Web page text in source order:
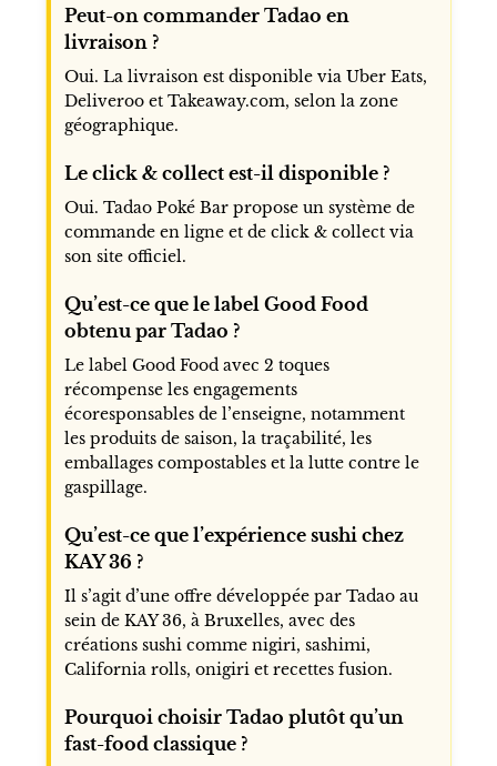
Peut-on commander Tadao en
livraison ?
Oui. La livraison est disponible via Uber Eats,
Deliveroo et Takeaway.com, selon la zone
géographique.
Le click & collect est-il disponible ?
Oui. Tadao Poké Bar propose un système de
commande en ligne et de click & collect via
son site officiel.
Qu’est-ce que le label Good Food
obtenu par Tadao ?
Le label Good Food avec 2 toques
récompense les engagements
écoresponsables de l’enseigne, notamment
les produits de saison, la traçabilité, les
emballages compostables et la lutte contre le
gaspillage.
Qu’est-ce que l’expérience sushi chez
KAY 36 ?
Il s’agit d’une offre développée par Tadao au
sein de KAY 36, à Bruxelles, avec des
créations sushi comme nigiri, sashimi,
California rolls, onigiri et recettes fusion.
Pourquoi choisir Tadao plutôt qu’un
fast-food classique ?